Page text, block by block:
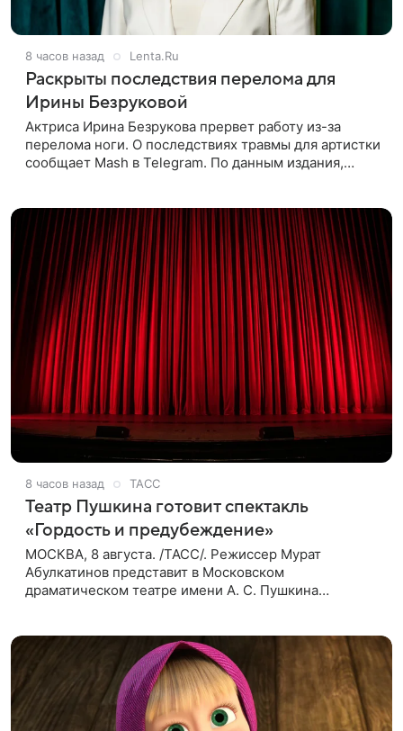
8 часов назад Lenta.Ru
Раскрыты последствия перелома для
Ирины Безруковой
Актриса Ирина Безрукова прервет работу из-за
перелома ноги. О последствиях травмы для артистки
сообщает Mash в Telegram. По данным издания,
8 часов назад ТАСС
Театр Пушкина готовит спектакль
«Гордость и предубеждение»
МОСКВА, 8 августа. /ТАСС/. Режиссер Мурат
Абулкатинов представит в Московском
драматическом театре имени А. С. Пушкина